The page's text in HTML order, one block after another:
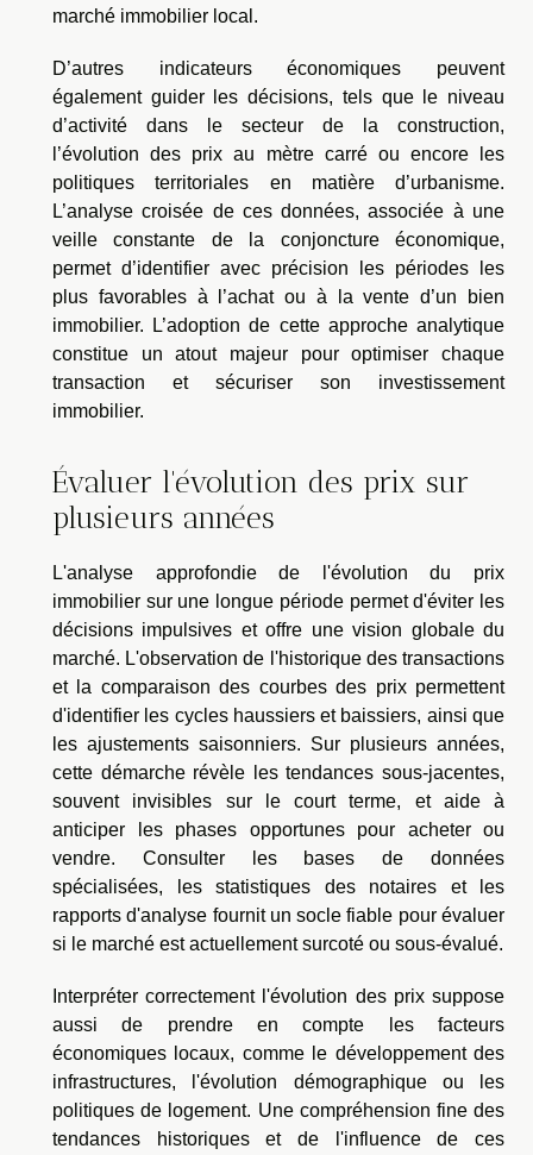
marché immobilier local.
D’autres indicateurs économiques peuvent
également guider les décisions, tels que le niveau
d’activité dans le secteur de la construction,
l’évolution des prix au mètre carré ou encore les
politiques territoriales en matière d’urbanisme.
L’analyse croisée de ces données, associée à une
veille constante de la conjoncture économique,
permet d’identifier avec précision les périodes les
plus favorables à l’achat ou à la vente d’un bien
immobilier. L’adoption de cette approche analytique
constitue un atout majeur pour optimiser chaque
transaction et sécuriser son investissement
immobilier.
Évaluer l'évolution des prix sur
plusieurs années
L'analyse approfondie de l'évolution du prix
immobilier sur une longue période permet d'éviter les
décisions impulsives et offre une vision globale du
marché. L'observation de l'historique des transactions
et la comparaison des courbes des prix permettent
d'identifier les cycles haussiers et baissiers, ainsi que
les ajustements saisonniers. Sur plusieurs années,
cette démarche révèle les tendances sous-jacentes,
souvent invisibles sur le court terme, et aide à
anticiper les phases opportunes pour acheter ou
vendre. Consulter les bases de données
spécialisées, les statistiques des notaires et les
rapports d'analyse fournit un socle fiable pour évaluer
si le marché est actuellement surcoté ou sous-évalué.
Interpréter correctement l'évolution des prix suppose
aussi de prendre en compte les facteurs
économiques locaux, comme le développement des
infrastructures, l'évolution démographique ou les
politiques de logement. Une compréhension fine des
tendances historiques et de l'influence de ces